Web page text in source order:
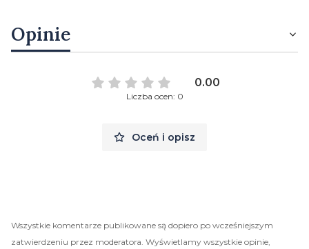
Opinie
0.00
Liczba ocen: 0
Oceń i opisz
Wszystkie komentarze publikowane są dopiero po wcześniejszym
zatwierdzeniu przez moderatora. Wyświetlamy wszystkie opinie,